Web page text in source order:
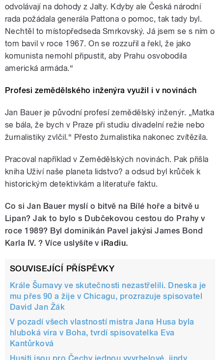
odvolávají na dohody z Jalty. Kdyby ale Česká národní
rada požádala generála Pattona o pomoc, tak tady byl.
Nechtěl to místopředseda Smrkovský. Já jsem se s ním o
tom bavil v roce 1967. On se rozzuřil a řekl, že jako
komunista nemohl připustit, aby Prahu osvobodila
americká armáda.“
Profesi zemědělského inženýra využil i v novinách
Jan Bauer je původní profesí zemědělský inženýr. „Matka
se bála, že bych v Praze při studiu divadelní režie nebo
žurnalistiky zvlčil.“ Přesto žurnalistika nakonec zvítězila.
Pracoval například v Zemědělských novinách. Pak přišla
kniha Uživí naše planeta lidstvo? a odsud byl krůček k
historickým detektivkám a literatuře faktu.
Co si Jan Bauer myslí o bitvě na Bílé hoře a bitvě u
Lipan? Jak to bylo s Dubčekovou cestou do Prahy v
roce 1989? Byl dominikán Pavel jakýsi James Bond
Karla IV. ? Více uslyšíte v iRadiu.
SOUVISEJÍCÍ PŘÍSPĚVKY
Krále Šumavy ve skutečnosti nezastřelili. Dneska je
mu přes 90 a žije v Chicagu, prozrazuje spisovatel
David Jan Žák
V pozadí všech vlastností mistra Jana Husa byla
hluboká víra v Boha, tvrdí spisovatelka Eva
Kantůrková